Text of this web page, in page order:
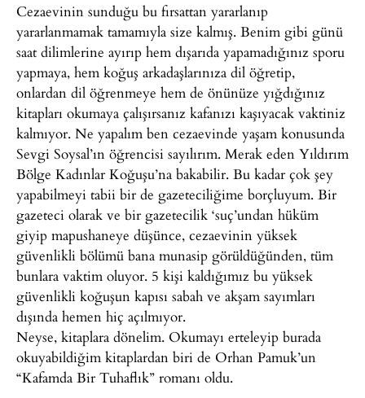
Cezaevinin sunduğu bu fırsattan yararlanıp
yararlanmamak tamamıyla size kalmış. Benim gibi günü
saat dilimlerine ayırıp hem dışarıda yapamadığınız sporu
yapmaya, hem koğuş arkadaşlarınıza dil öğretip,
onlardan dil öğrenmeye hem de önünüze yığdığınız
kitapları okumaya çalışırsanız kafanızı kaşıyacak vaktiniz
kalmıyor. Ne yapalım ben cezaevinde yaşam konusunda
Sevgi Soysal’ın öğrencisi sayılırım. Merak eden Yıldırım
Bölge Kadınlar Koğuşu’na bakabilir. Bu kadar çok şey
yapabilmeyi tabii bir de gazeteciliğime borçluyum. Bir
gazeteci olarak ve bir gazetecilik ‘suç’undan hüküm
giyip mapushaneye düşünce, cezaevinin yüksek
güvenlikli bölümü bana munasip görüldüğünden, tüm
bunlara vaktim oluyor. 5 kişi kaldığımız bu yüksek
güvenlikli koğuşun kapısı sabah ve akşam sayımları
dışında hemen hiç açılmıyor.
Neyse, kitaplara dönelim. Okumayı erteleyip burada
okuyabildiğim kitaplardan biri de Orhan Pamuk’un
“Kafamda Bir Tuhaflık” romanı oldu.